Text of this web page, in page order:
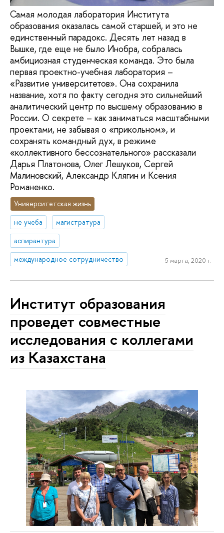
Самая молодая лаборатория Института
образования оказалась самой старшей, и это не
единственный парадокс. Десять лет назад в
Вышке, где еще не было Инобра, собралась
амбициозная студенческая команда. Это была
первая проектно-учебная лаборатория –
«Развитие университетов». Она сохранила
название, хотя по факту сегодня это сильнейший
аналитический центр по высшему образованию в
России. О секрете – как заниматься масштабными
проектами, не забывая о «прикольном», и
сохранять командный дух, в режиме
«коллективного бессознательного» рассказали
Дарья Платонова, Олег Лешуков, Сергей
Малиновский, Александр Клягин и Ксения
Романенко.
Университетская жизнь
не учеба
магистратура
аспирантура
международное сотрудничество
5 марта, 2020 г.
Институт образования
проведет совместные
исследования с коллегами
из Казахстана